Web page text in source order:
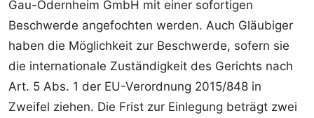
Gau-Odernheim GmbH mit einer sofortigen
Beschwerde angefochten werden. Auch Gläubiger
haben die Möglichkeit zur Beschwerde, sofern sie
die internationale Zuständigkeit des Gerichts nach
Art. 5 Abs. 1 der EU-Verordnung 2015/848 in
Zweifel ziehen. Die Frist zur Einlegung beträgt zwei